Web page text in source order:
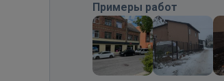
Примеры работ